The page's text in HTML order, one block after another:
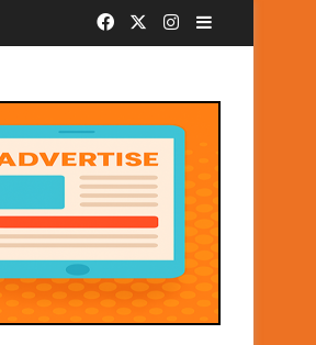
FacebookInstagram
Barra lateral